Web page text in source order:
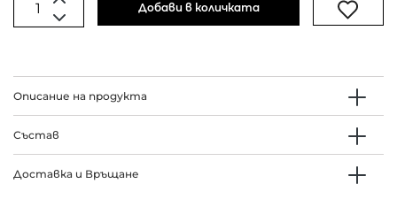
Добави в количката
Описание на продукта
Състав
Доставка и Връщане